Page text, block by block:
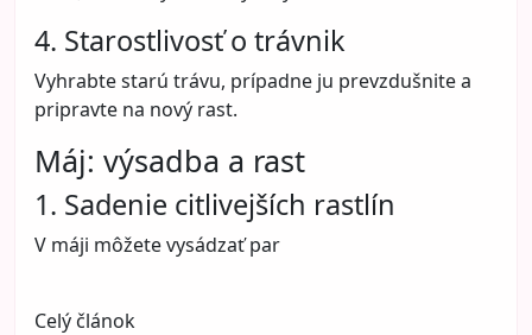
4. Starostlivosť o trávnik
Vyhrabte starú trávu, prípadne ju prevzdušnite a
pripravte na nový rast.
Máj: výsadba a rast
1. Sadenie citlivejších rastlín
V máji môžete vysádzať par
Celý článok